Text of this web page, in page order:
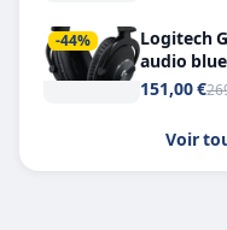
-44%
Logitech
audio
151,00 €
Voir